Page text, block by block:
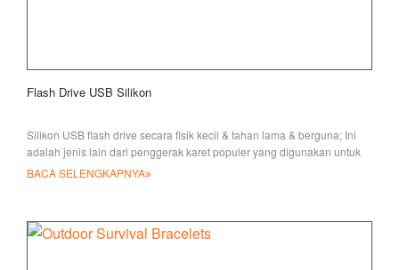
Flash Drive USB Silikon
Silikon USB flash drive secara fisik kecil & tahan lama & berguna; Ini
adalah jenis lain dari penggerak karet populer yang digunakan untuk
BACA SELENGKAPNYA